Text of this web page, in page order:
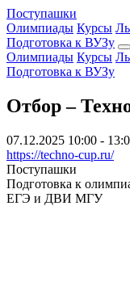
Поступашки
Олимпиады Курсы
Подготовка к ВУЗу
Олимпиады Курсы
Подготовка к ВУЗу
Отбор –
07.12.2025 10:00 -
https://techno-cup.ru/
Поступашки
Подготовка к
ЕГЭ и ДВИ МГУ